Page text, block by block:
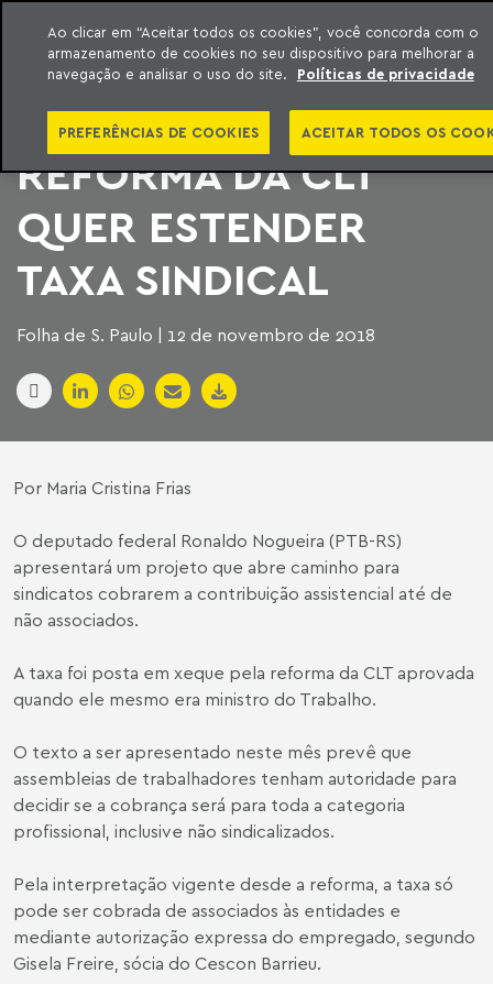
o conteúdo
Machado Meyer
EX-MINISTRO DA
REFORMA DA CLT
QUER ESTENDER
TAXA SINDICAL
Folha de S. Paulo | 12 de novembro de 2018
Por Maria Cristina Frias
O deputado federal Ronaldo Nogueira (PTB-RS)
apresentará um projeto que abre caminho para
sindicatos cobrarem a contribuição assistencial até de
não associados.
A taxa foi posta em xeque pela reforma da CLT aprovada
quando ele mesmo era ministro do Trabalho.
O texto a ser apresentado neste mês prevê que
assembleias de trabalhadores tenham autoridade para
decidir se a cobrança será para toda a categoria
profissional, inclusive não sindicalizados.
Pela interpretação vigente desde a reforma, a taxa só
pode ser cobrada de associados às entidades e
mediante autorização expressa do empregado, segundo
Gisela Freire, sócia do Cescon Barrieu.
Ao clicar em “Aceitar todos os cookies”, você concorda com o
armazenamento de cookies no seu dispositivo para melhorar a
navegação e analisar o uso do site.
Políticas de privacidade
PREFERÊNCIAS DE COOKIES ACEITAR TODOS OS